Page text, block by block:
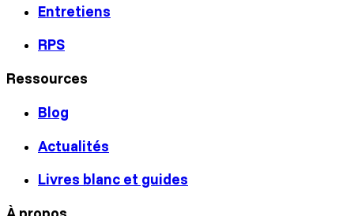
Entretiens
RPS
Ressources
Blog
Actualités
Livres blanc et guides